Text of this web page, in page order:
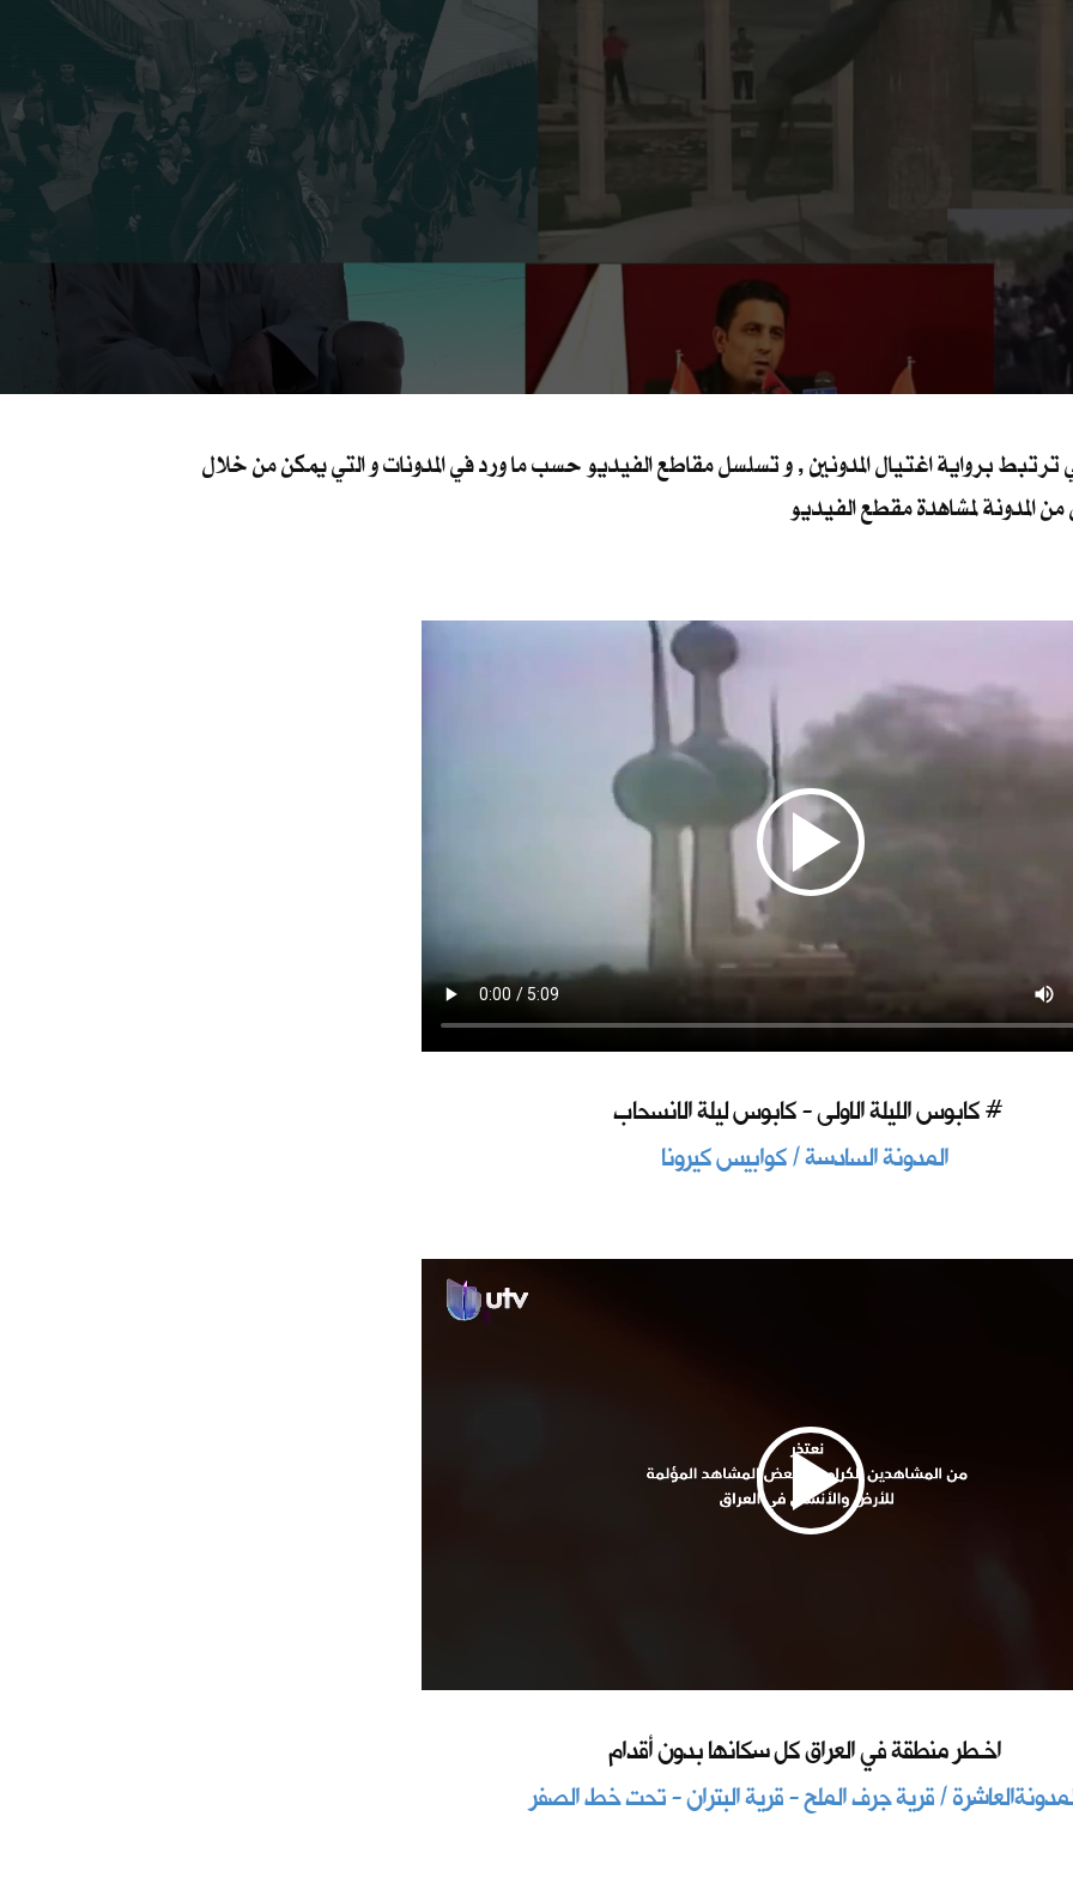
برواية اغتيال المدونين , و تسلسل مقاطع الفيديو حسب ما ورد في المدونات و التي يمكن من خلال
من المدونة لمشاهدة مقطع الفيديو
كابوس الليلة الاولى - كابوس ليلة الانسحاب #
المدونة السادسة / كوابيس كيرونا
اخـطر منطقة في العراق كل سكانها بدون أقدام
/ قرية جرف الملح - قرية البتران - تحت خط الصفر